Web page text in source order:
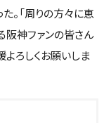
。「周りの方々に恵
阪神ファンの皆さん
ろしくお願いしま